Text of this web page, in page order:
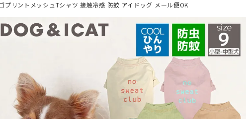
プリントメッシュTシャツ 接触冷感 防蚊 アイドッグ メール便OK